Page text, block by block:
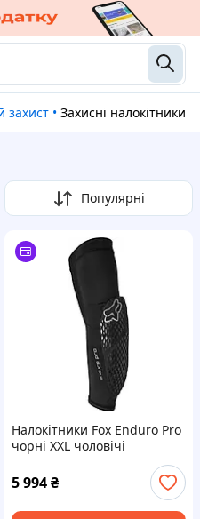
захист • Захисні налокітники
Популярні
Налокітники Fox Enduro Pro
чорні XXL чоловічі
5 994₴